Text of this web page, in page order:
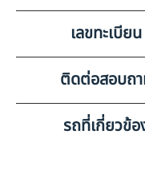
บริษัท สยามอินเตอร์
จำกัด สระบุรี
เลขทะเบียน
87-5844 สระบุ
ติดต่อสอบถ
เบอร์ติดต่อฝ่ายขาย
5968 หรือ 061-
รถที่เกี่ยวข้อ